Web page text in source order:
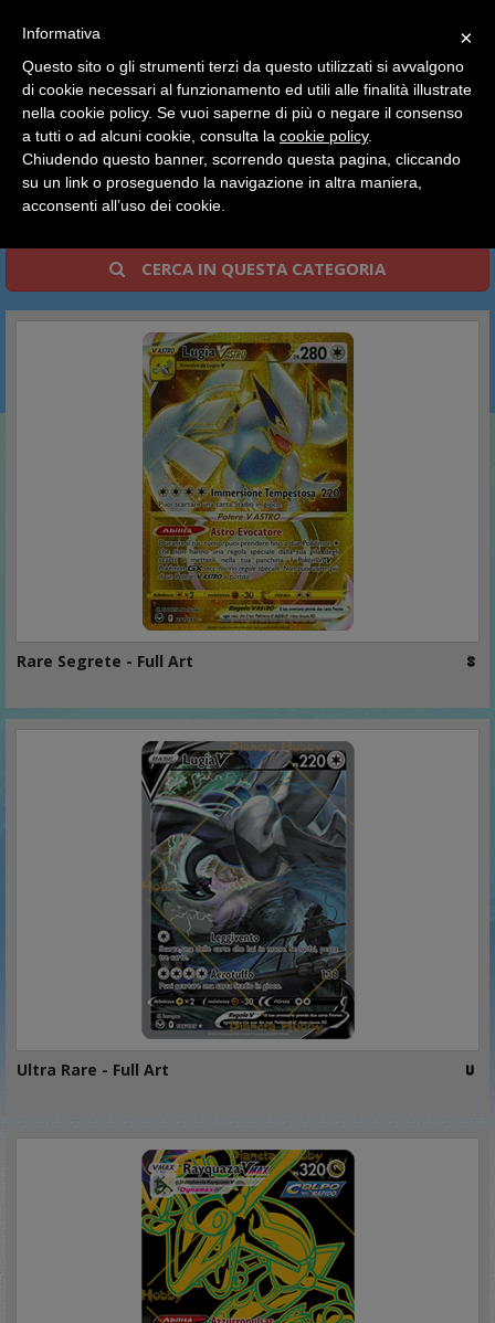
HOME Pokemon
Carte Singole Italiano
Spada e Scudo - Tempesta Argentata
Spada e Scudo - Tempesta
Argentata
CERCA IN QUESTA CATEGORIA
Rare Segrete - Full Art
Ultra Rare - Full Art
×
Ciao a tutti, il negozio sarà chiuso dal 9/08 al 24/08
compreso.
Tutti gli ordini effettuati dopo le 15:00 del 07/08 verranno
spediti a partire dal giorno 25/08.
Buone vacanze a tutti dallo staff di Pianeta Hobby
×
Informativa
Questo sito o gli strumenti terzi da questo utilizzati si avvalgono
di cookie necessari al funzionamento ed utili alle finalità illustrate
nella cookie policy. Se vuoi saperne di più o negare il consenso
a tutti o ad alcuni cookie, consulta la cookie policy.
Chiudendo questo banner, scorrendo questa pagina, cliccando
su un link o proseguendo la navigazione in altra maniera,
acconsenti all’uso dei cookie.